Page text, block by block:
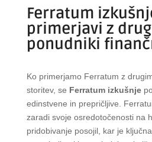
Ferratum
primerjavi z
ponudniki
Ko primerjamo Ferratum z
storitev, se Ferratum izkušnje
edinstvene in prepričljive.
zaradi svoje osredotočenosti na
pridobivanje posojil, kar je